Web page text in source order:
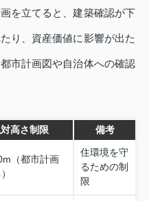
を立てると、建築確認が下
り、資産価値に影響が出た
市計画図や自治体への確認
高さ制限 備考
（都市計画
住環境を守
るための制
限